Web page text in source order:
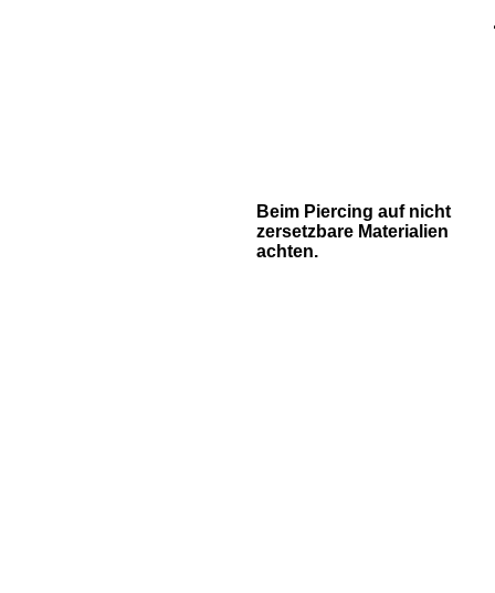
Beim Piercing auf nicht
zersetzbare Materialien
achten.